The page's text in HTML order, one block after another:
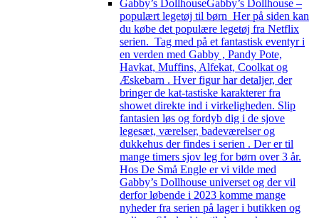
Gabby’s DollhouseGabby’s Dollhouse –
populært legetøj til børn Her på siden kan
du købe det populære legetøj fra Netflix
serien. Tag med på et fantastisk eventyr i
en verden med Gabby , Pandy Pote,
Havkat, Muffins, Alfekat, Coolkat og
Æskebarn . Hver figur har detaljer, der
bringer de kat-tastiske karakterer fra
showet direkte ind i virkeligheden. Slip
fantasien løs og fordyb dig i de sjove
legesæt, værelser, badeværelser og
dukkehus der findes i serien . Der er til
mange timers sjov leg for børn over 3 år.
Hos De Små Engle er vi vilde med
Gabby’s Dollhouse universet og der vil
derfor løbende i 2023 komme mange
nyheder fra serien på lager i butikken og